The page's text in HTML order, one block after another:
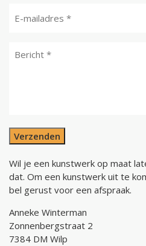
Verzenden
Wil je een kunstwerk op maat
dat. Om een kunstwerk uit te
bel gerust voor een afspraak.
Anneke Winterman
Zonnenbergstraat 2
7384 DM Wilp